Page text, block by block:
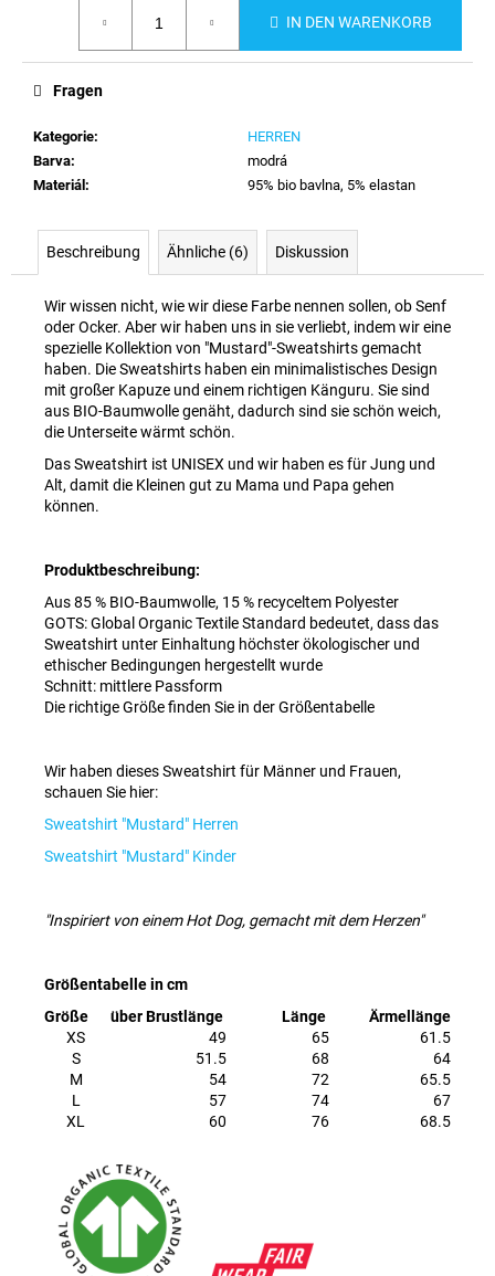
IN DEN WARENKORB
Kategorie:
HERREN
Barva:
modrá
Materiál: 95% bio bavlna, 5% elastan
Fragen
Beschreibung Ähnliche (6) Diskussion
Wir wissen nicht, wie wir diese Farbe nennen sollen, ob Senf
oder Ocker. Aber wir haben uns in sie verliebt, indem wir eine
spezielle Kollektion von "Mustard"-Sweatshirts gemacht
haben. Die Sweatshirts haben ein minimalistisches Design
mit großer Kapuze und einem richtigen Känguru. Sie sind
aus BIO-Baumwolle genäht, dadurch sind sie schön weich,
die Unterseite wärmt schön.
Das Sweatshirt ist UNISEX und wir haben es für Jung und
Alt, damit die Kleinen gut zu Mama und Papa gehen
können.
Produktbeschreibung:
Aus 85 % BIO-Baumwolle, 15 % recyceltem Polyester
GOTS: Global Organic Textile Standard bedeutet, dass das
Sweatshirt unter Einhaltung höchster ökologischer und
ethischer Bedingungen hergestellt wurde
Schnitt: mittlere Passform
Die richtige Größe finden Sie in der Größentabelle
Wir haben dieses Sweatshirt für Männer und Frauen,
schauen Sie hier:
Sweatshirt "Mustard" Herren
Sweatshirt "Mustard" Kinder
"Inspiriert von einem Hot Dog, gemacht mit dem Herzen"
Größentabelle in cm
Größe
über Brustlänge Länge
Ärmellänge
XS
49 65
61.5
S
51.5 68
64
M
54 72
65.5
L
57 74
67
XL
60 76 68.5